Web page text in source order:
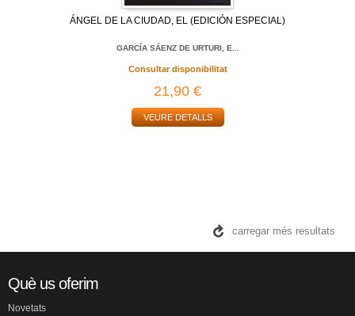
ÁNGEL DE LA CIUDAD, EL (EDICIÓN ESPECIAL)
GARCÍA SÁENZ DE URTURI, E...
Consultar disponibilitat
21,90 €
VEURE DETALLS